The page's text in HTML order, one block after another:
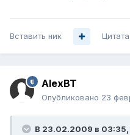
Вставить ник Цитата
AlexBT
Опубликовано 23
В 23.02.2009 в 03:35,